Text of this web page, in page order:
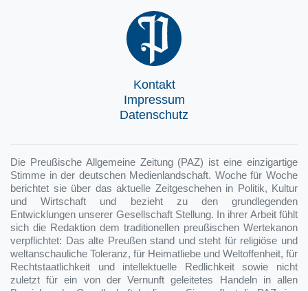
Kontakt
Impressum
Datenschutz
Die Preußische Allgemeine Zeitung (PAZ) ist eine einzigartige
Stimme in der deutschen Medienlandschaft. Woche für Woche
berichtet sie über das aktuelle Zeitgeschehen in Politik, Kultur
und Wirtschaft und bezieht zu den grundlegenden
Entwicklungen unserer Gesellschaft Stellung. In ihrer Arbeit fühlt
sich die Redaktion dem traditionellen preußischen Wertekanon
verpflichtet: Das alte Preußen stand und steht für religiöse und
weltanschauliche Toleranz, für Heimatliebe und Weltoffenheit, für
Rechtstaatlichkeit und intellektuelle Redlichkeit sowie nicht
zuletzt für ein von der Vernunft geleitetes Handeln in allen